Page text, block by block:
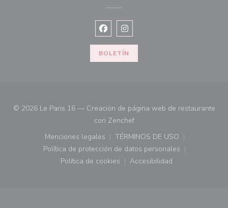
Facebook ((abre en una nueva
Instagram ((abre en una
BOLETÍN
© 2026 Le Paris 16 — Creación de página web de restaurante
con Zenchef((abre en una nueva
Menciones legales
((abre en una nueva ventana))
TÉRMINOS DE USO
((abre en una nueva
Política de protección de datos personales
((abre en una nueva ventana))
Política de cookies
((abre en una nueva ventana))
Accesibilidad
((abre en una nueva